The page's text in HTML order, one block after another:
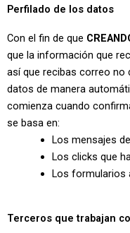
Perfilado de los datos
Con el fin de que
que la información que
así que recibas correo no
datos de manera
comienza cuando
se basa en:
Los mensajes
Los clicks que
Los formularios
Terceros que trabajan